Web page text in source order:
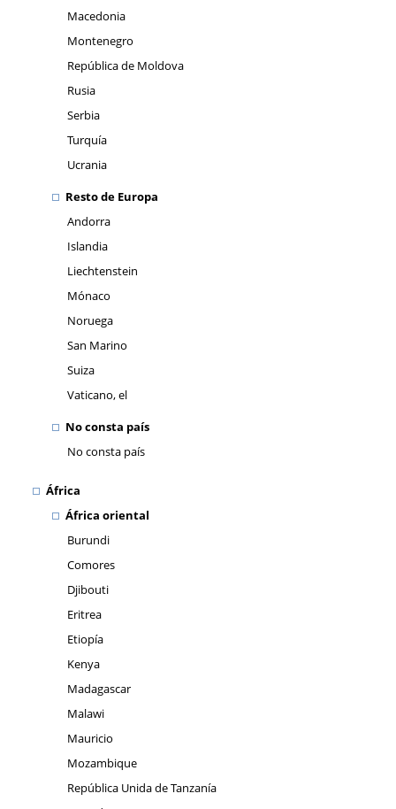
Macedonia
Montenegro
República de Moldova
Rusia
Serbia
Turquía
Ucrania
Resto de Europa
Andorra
Islandia
Liechtenstein
Mónaco
Noruega
San Marino
Suiza
Vaticano, el
No consta país
No consta país
África
África oriental
Burundi
Comores
Djibouti
Eritrea
Etiopía
Kenya
Madagascar
Malawi
Mauricio
Mozambique
República Unida de Tanzanía